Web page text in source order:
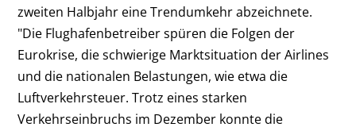
zweiten Halbjahr eine Trendumkehr abzeichnete.
"Die Flughafenbetreiber spüren die Folgen der
Eurokrise, die schwierige Marktsituation der Airlines
und die nationalen Belastungen, wie etwa die
Luftverkehrsteuer. Trotz eines starken
Verkehrseinbruchs im Dezember konnte die